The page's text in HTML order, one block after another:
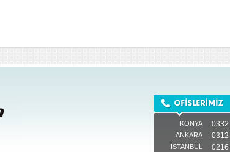
KONYA 0332
ANKARA 0312
İSTANBUL 0216